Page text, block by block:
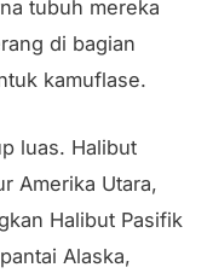
tubuh mereka
di bagian
kamuflase.
luas. Halibut
Amerika Utara,
Halibut Pasifik
Alaska,